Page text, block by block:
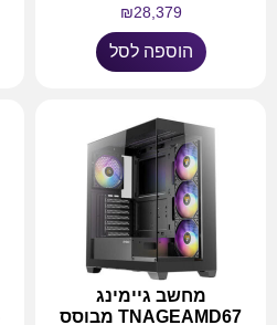
₪28,379
הוספה לסל
מחשב גיימינג
TNAGEAMD67 מבוסס